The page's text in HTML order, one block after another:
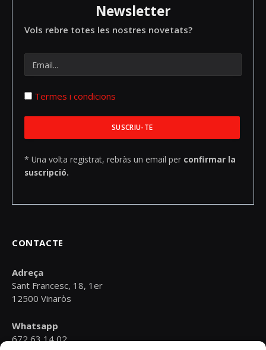
Newsletter
Vols rebre totes les nostres novetats?
Termes i condicions
* Una volta registrat, rebràs un email per confirmar la
suscripció.
CONTACTE
Adreça
Sant Francesc, 18, 1er
12500 Vinaròs
Whatsapp
672 63 14 02